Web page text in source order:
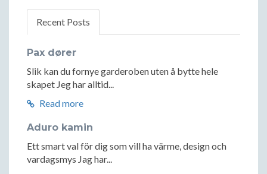
Recent Posts
Pax dører
Slik kan du fornye garderoben uten å bytte hele
skapet Jeg har alltid...
Read more
Aduro kamin
Ett smart val för dig som vill ha värme, design och
vardagsmys Jag har...